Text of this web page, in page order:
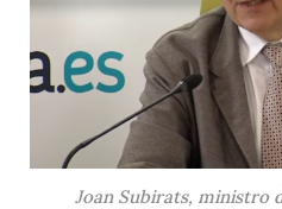
Joan Subirats, ministro